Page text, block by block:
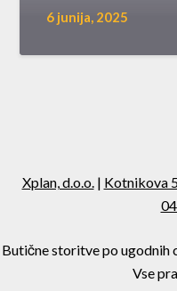
6 junija, 2025
Xplan, d.o.o.| Kotnikova
Butične storitve po ugodnih
Vse